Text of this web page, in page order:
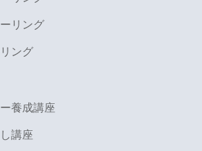
リング
ング
養成講座
講座